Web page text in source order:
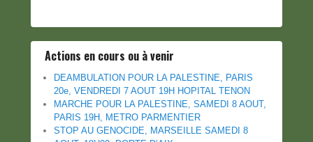
Actions en cours ou à venir
DEAMBULATION POUR LA PALESTINE, PARIS
20e, VENDREDI 7 AOUT 19H HOPITAL TENON
MARCHE POUR LA PALESTINE, SAMEDI 8 AOUT,
PARIS 19H, METRO PARMENTIER
STOP AU GENOCIDE, MARSEILLE SAMEDI 8